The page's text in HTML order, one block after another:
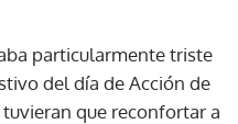
particularmente triste
del día de Acción de
que reconfortar a